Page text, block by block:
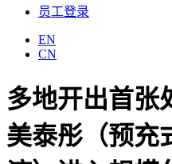
员工登录
EN
CN
多地开出首张
美泰彤（预充